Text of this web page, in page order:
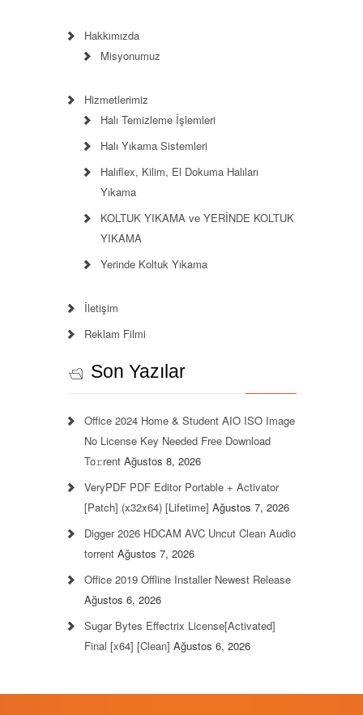
Hakkımızda
Misyonumuz
Hizmetlerimiz
Halı Temizleme İşlemleri
Halı Yıkama Sistemleri
Halıflex, Kilim, El Dokuma Halıları
Yıkama
KOLTUK YIKAMA ve YERİNDE KOLTUK
YIKAMA
Yerinde Koltuk Yıkama
İletişim
Reklam Filmi
Son Yazılar
Office 2024 Home & Student AIO ISO Image
No License Key Needed Frее Download
To𝚛rent Ağustos 8, 2026
VeryPDF PDF Editor Portable + Activator
[Patch] (x32x64) [Lifetime] Ağustos 7, 2026
Digger 2026 HDCAM AVC Uncut Clean Audio
torrent Ağustos 7, 2026
Office 2019 Offline Installer Newest Release
Ağustos 6, 2026
Sugar Bytes Effectrix License[Activated]
Final [x64] [Clean] Ağustos 6, 2026